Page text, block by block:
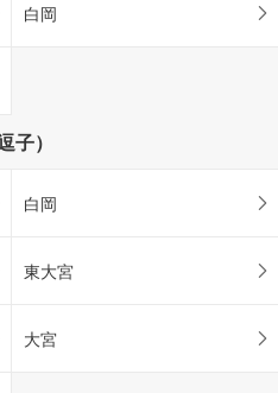
白岡
子）
白岡
東大宮
大宮